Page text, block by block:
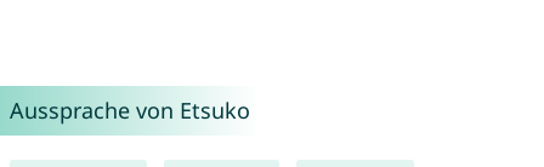
Aussprache von Etsuko